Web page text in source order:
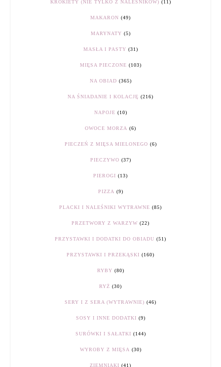
KROKIETY (NIE TYLKO Z NALEŚNIKÓW) (11)
MAKARON (49)
MARYNATY (5)
MASŁA I PASTY (31)
MIĘSA PIECZONE (103)
NA OBIAD (365)
NA ŚNIADANIE I KOLACJĘ (216)
NAPOJE (10)
OWOCE MORZA (6)
PIECZEŃ Z MIĘSA MIELONEGO (6)
PIECZYWO (37)
PIEROGI (13)
PIZZA (9)
PLACKI I NALEŚNIKI WYTRAWNE (85)
PRZETWORY Z WARZYW (22)
PRZYSTAWKI I DODATKI DO OBIADU (51)
PRZYSTAWKI I PRZEKĄSKI (160)
RYBY (80)
RYŻ (30)
SERY I Z SERA (WYTRAWNIE) (46)
SOSY I INNE DODATKI (9)
SURÓWKI I SAŁATKI (144)
WYROBY Z MIĘSA (30)
ZIEMNIAKI (41)